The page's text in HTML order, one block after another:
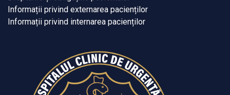
Informații privind externarea pacienților
Informații privind internarea pacienților